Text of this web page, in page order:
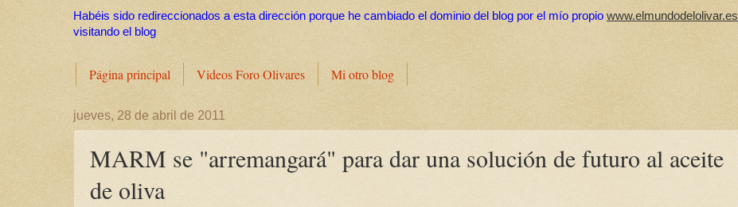
Habéis sido redireccionados a esta dirección porque he cambiado el dominio del blog por el mío propio www.elmundodelolivar.es
visitando el blog
Página principal Videos Foro Olivares Mi otro blog
jueves, 28 de abril de 2011
MARM se "arremangará" para dar una solución de futuro al aceite
de oliva